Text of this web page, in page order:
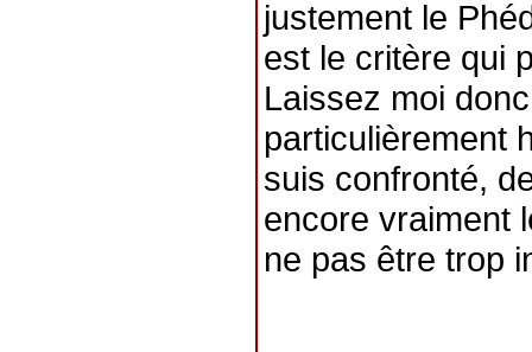
justement le
est le critère qui
Laissez moi
particulièrement
suis confronté,
encore vraiment
ne pas être trop